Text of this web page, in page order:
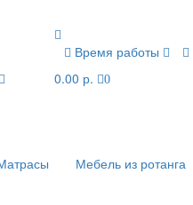
Время работы
0.00 р. 0
Мебель из ротанга